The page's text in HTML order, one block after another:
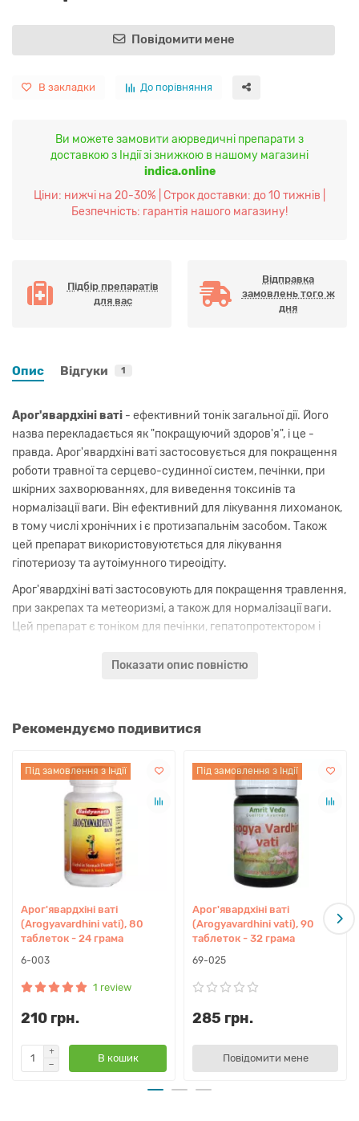
Повідомити мене
В закладки До порівняння
Ви можете замовити аюрведичні препарати з
доставкою з Індії зі знижкою в нашому магазині
indica.online
Ціни: нижчі на 20-30% | Строк доставки: до 10 тижнів |
Безпечність: гарантія нашого магазину!
Підбір препаратів
для вас
Відправка
замовлень того ж
дня
Опис Відгуки 1
Арог'явардхіні ваті - ефективний тонік загальної дії. Його
назва перекладається як "покращуючий здоров'я", і це -
правда. Арог'явардхіні ваті застосовується для покращення
роботи травної та серцево-судинної систем, печінки, при
шкірних захворюваннях, для виведення токсинів та
нормалізації ваги. Він ефективний для лікування лихоманок,
в тому числі хронічних і є протизапальнім засобом. Також
цей препарат використовуютється для лікування
гіпотериозу та аутоімунного тиреоідіту.
Арог'явардхіні ваті застосовують для покращення травлення,
при закрепах та метеоризмі, а також для нормалізації ваги.
Цей препарат є тоніком для печінки, гепатопротектором і
з травної системи, печінки та крові.
допомагає регулювати рівень холестирину, завдяки чому
прийомі. Крім того, цей препарат є ефективним для
покращення стану проблемної шкіри та лікування шкірних
захворювань.
Опис властивостей Арог'явардхіні ваті зроблений нами на
основі класичних текстів і коментарів визнаних в Індії
аюрведичних лікарів.
Показання:
– Жовчогінне
– Дерматит, подразнення шкіри
– Очищення кишковика
– Очищення печінки
Показати опис повністю
Рекомендуємо подивитися
Під замовлення з Індії
Арог'явардхіні ваті
(Arogyavardhini vati), 80
таблеток - 24 грама
6-003
1 review
210 грн.
В кошик
Під замовлення з Індії
Арог'явардхіні ваті
(Arogyavardhini vati), 90
таблеток - 32 грама
69-025
285 грн.
Повідомити мене